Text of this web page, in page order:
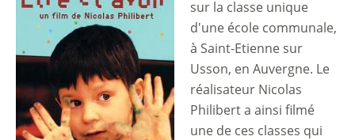
sur la classe unique
d'une école communale,
à Saint-Etienne sur
Usson, en Auvergne. Le
réalisateur Nicolas
Philibert a ainsi filmé
une de ces classes qui